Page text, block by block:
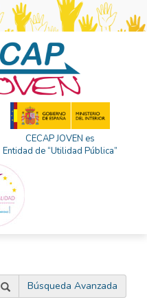
CECAP JOVEN es
Entidad de “Utilidad Pública”
Búsqueda Avanzada